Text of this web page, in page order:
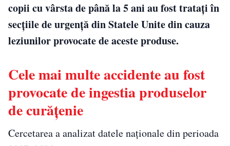
copii cu vârsta de până la 5 ani au fost tratați în
secțiile de urgență din Statele Unite din cauza
leziunilor provocate de aceste produse.
Cele mai multe accidente au fost
provocate de ingestia produselor
de curățenie
Cercetarea a analizat datele naționale din perioada